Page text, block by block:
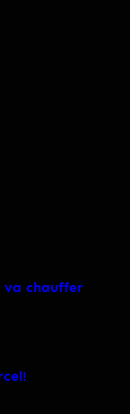
va chauffer